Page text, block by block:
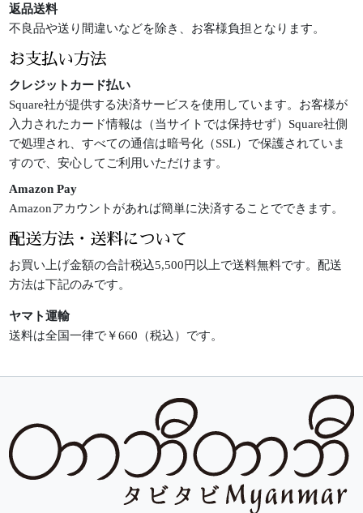
返品送料
不良品や送り間違いなどを除き、お客様負担となります。
お支払い方法
クレジットカード払い
Square社が提供する決済サービスを使用しています。お客様が
入力されたカード情報は（当サイトでは保持せず）Square社側
で処理され、すべての通信は暗号化（SSL）で保護されていま
すので、安心してご利用いただけます。
Amazon Pay
Amazonアカウントがあれば簡単に決済することでできます。
配送方法・送料について
お買い上げ金額の合計税込5,500円以上で送料無料です。配送
方法は下記のみです。
ヤマト運輸
送料は全国一律で￥660（税込）です。